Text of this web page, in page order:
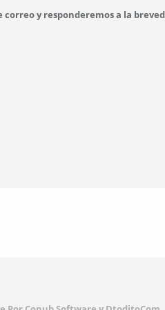
correo y responderemos a la